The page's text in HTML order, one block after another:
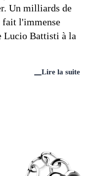
Un milliards de
fait l'immense
Lucio Battisti à la
Lire la suite